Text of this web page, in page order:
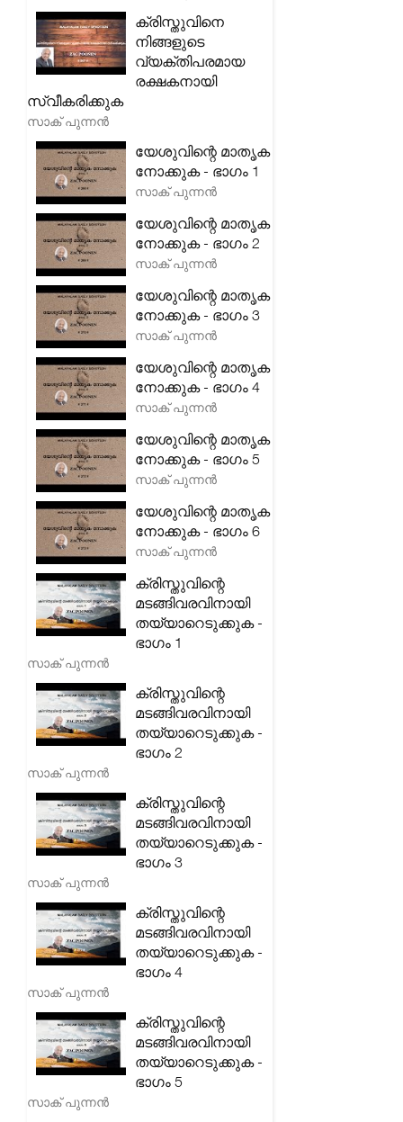
ക്രിസ്തുവിനെ
നിങ്ങളുടെ
വ്യക്തിപരമായ
രക്ഷകനായി
സ്വീകരിക്കുക
സാക് പുന്നൻ
യേശുവിന്റെ മാതൃക
നോക്കുക - ഭാഗം 1
സാക് പുന്നൻ
യേശുവിന്റെ മാതൃക
നോക്കുക - ഭാഗം 2
സാക് പുന്നൻ
യേശുവിന്റെ മാതൃക
നോക്കുക - ഭാഗം 3
സാക് പുന്നൻ
യേശുവിന്റെ മാതൃക
നോക്കുക - ഭാഗം 4
സാക് പുന്നൻ
യേശുവിന്റെ മാതൃക
നോക്കുക - ഭാഗം 5
സാക് പുന്നൻ
യേശുവിന്റെ മാതൃക
നോക്കുക - ഭാഗം 6
സാക് പുന്നൻ
ക്രിസ്തുവിന്റെ
മടങ്ങിവരവിനായി
തയ്യാറെടുക്കുക -
ഭാഗം 1
സാക് പുന്നൻ
ക്രിസ്തുവിന്റെ
മടങ്ങിവരവിനായി
തയ്യാറെടുക്കുക -
ഭാഗം 2
സാക് പുന്നൻ
ക്രിസ്തുവിന്റെ
മടങ്ങിവരവിനായി
തയ്യാറെടുക്കുക -
ഭാഗം 3
സാക് പുന്നൻ
ക്രിസ്തുവിന്റെ
മടങ്ങിവരവിനായി
തയ്യാറെടുക്കുക -
ഭാഗം 4
സാക് പുന്നൻ
ക്രിസ്തുവിന്റെ
മടങ്ങിവരവിനായി
തയ്യാറെടുക്കുക -
ഭാഗം 5
സാക് പുന്നൻ